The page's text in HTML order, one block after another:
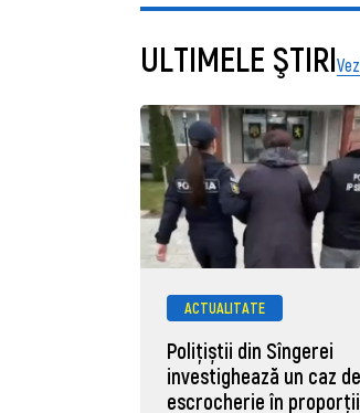
ULTIMELE ŞTIRI
ACTUALITATE
Polițiștii din Sîngerei
investighează un caz de
escrocherie în proporții